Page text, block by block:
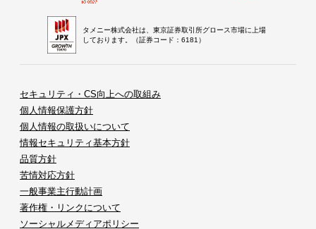
タメニー株式会社は、東京証券取引所グロース市場に上場
しております。（証券コード：6181）
セキュリティ・CS向上への取組み
個人情報保護方針
個人情報の取扱いについて
情報セキュリティ基本方針
品質方針
苦情対応方針
一般事業主行動計画
著作権・リンクについて
ソーシャルメディアポリシー